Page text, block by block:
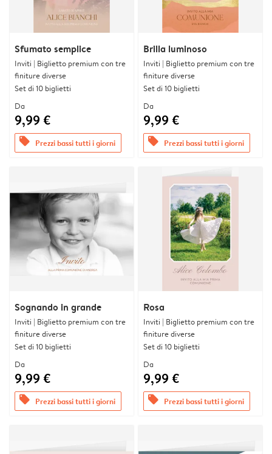
Sfumato semplice
Inviti | Biglietto premium con tre
finiture diverse
Set di 10 biglietti
Da
9,99 €
offers Prezzi bassi tutti i giorni
Brilla luminoso
Inviti | Biglietto premium con tre
finiture diverse
Set di 10 biglietti
Da
9,99 €
offers Prezzi bassi tutti i giorni
Sognando in grande
Inviti | Biglietto premium con tre
finiture diverse
Set di 10 biglietti
Da
9,99 €
offers Prezzi bassi tutti i giorni
Rosa
Inviti | Biglietto premium con tre
finiture diverse
Set di 10 biglietti
Da
9,99 €
offers Prezzi bassi tutti i giorni